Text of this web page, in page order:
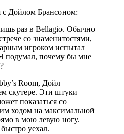
с Дойлом Брансоном:
раз в Bellagio. Обычно
со знаменитостями,
игроком испытал
подумал, почему бы мне
Room, Дойл
скутере. Эти штуки
показаться со
ходом на максимальной
в мою левую ногу.
уехал.